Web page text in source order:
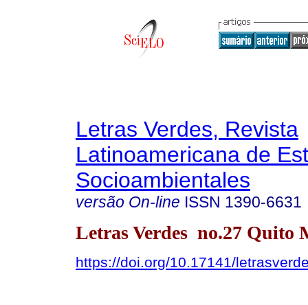
Letras Verdes, Revista
Latinoamericana de
Socioambientales
versão On-line ISSN 1390-6631
Letras Verdes no.27 Quito
https://doi.org/10.17141/